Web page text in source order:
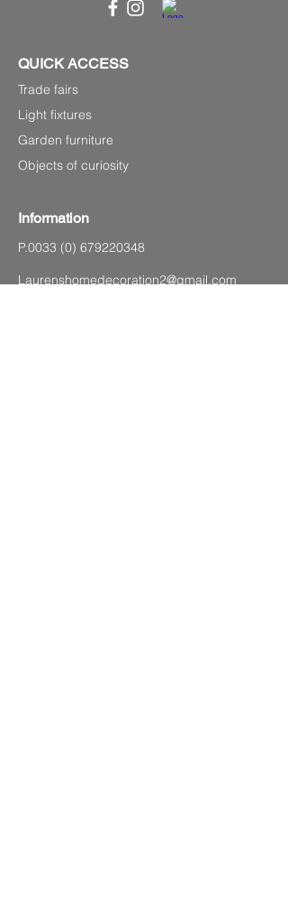
QUICK ACCESS
Trade fairs
Light fixtures
Garden furniture
Objects of curiosity
Information
P.0033 (0) 679220348
Laurenshomedecoration2@gmail.com